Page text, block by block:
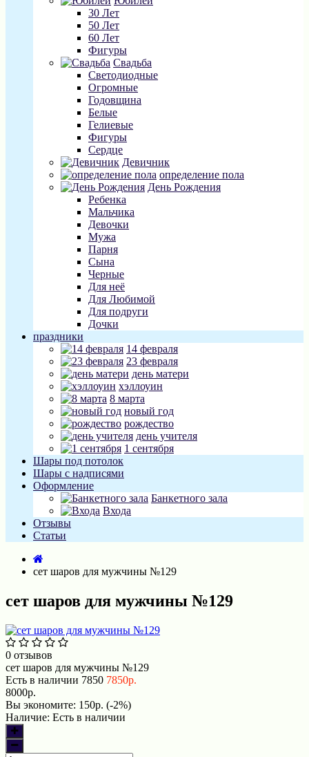
30 Лет
50 Лет
60 Лет
Фигуры
Свадьба
Светодиодные
Огромные
Годовщина
Белые
Гелиевые
Фигуры
Сердце
Девичник
определение пола
День Рождения
Ребенка
Мальчика
Девочки
Мужа
Парня
Сына
Черные
Для неё
Для Любимой
Для подруги
Дочки
праздники
14 февраля
23 февраля
день матери
хэллоуин
8 марта
новый год
рождество
день учителя
1 сентября
Шары под потолок
Шары с надписями
Оформление
Банкетного зала
Входа
Отзывы
Статьи
сет шаров для мужчины №129
сет шаров для мужчины №129
0 отзывов
сет шаров для мужчины №129
Есть в наличии 7850 7850р.
8000р.
Вы экономите: 150р. (-2%)
Наличие: Есть в наличии